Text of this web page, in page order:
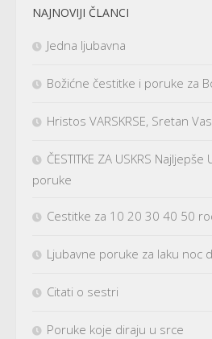
NAJNOVIJI ČLANCI
Jedna ljubavna
Božićne čestitke i poruke za
Hristos VARSKRSE, Sretan
ČESTITKE ZA USKRS Najljepše
poruke
Cestitke za 10 20 30 40 50
Ljubavne poruke za laku noc
Citati o sestri
Poruke koje diraju u srce